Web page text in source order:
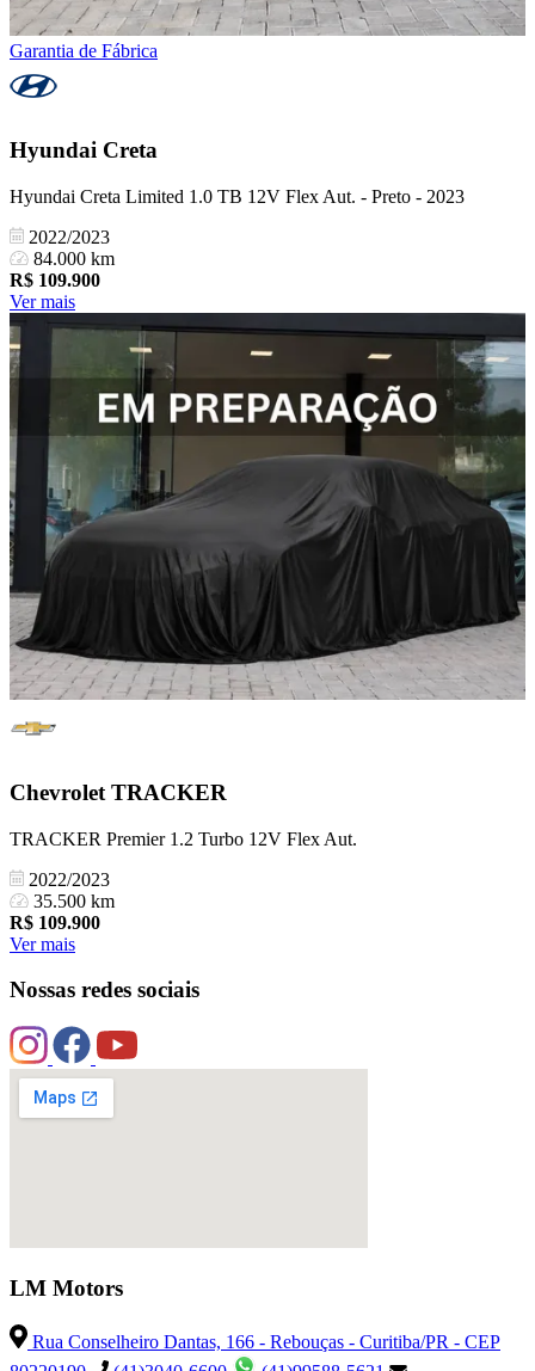
Garantia de Fábrica
Hyundai Creta
Hyundai Creta Limited 1.0 TB 12V Flex Aut. - Preto - 2023
2022/2023
84.000 km
R$ 109.900
Ver mais
Chevrolet TRACKER
TRACKER Premier 1.2 Turbo 12V Flex Aut.
2022/2023
35.500 km
R$ 109.900
Ver mais
Nossas redes sociais
LM Motors
Rua Conselheiro Dantas, 166 - Rebouças - Curitiba/PR - CEP